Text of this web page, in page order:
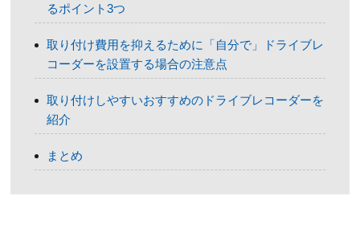
るポイント3つ
取り付け費用を抑えるために「自分で」ドライブレ
コーダーを設置する場合の注意点
取り付けしやすいおすすめのドライブレコーダーを
紹介
まとめ